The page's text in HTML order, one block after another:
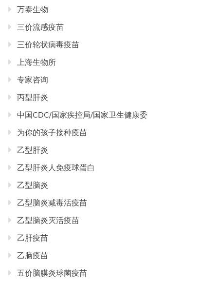
万泰生物
三价流感疫苗
三价轮状病毒疫苗
上海生物所
专家咨询
丙型肝炎
中国CDC/国家疾控局/国家卫生健康委
为你的孩子接种疫苗
乙型肝炎
乙型肝炎人免疫球蛋白
乙型脑炎
乙型脑炎减毒活疫苗
乙型脑炎灭活疫苗
乙肝疫苗
乙脑疫苗
五价脑膜炎球菌疫苗